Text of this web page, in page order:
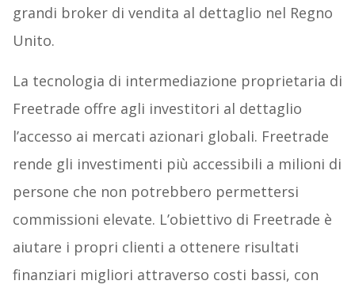
grandi broker di vendita al dettaglio nel Regno
Unito.
La tecnologia di intermediazione proprietaria di
Freetrade offre agli investitori al dettaglio
l’accesso ai mercati azionari globali. Freetrade
rende gli investimenti più accessibili a milioni di
persone che non potrebbero permettersi
commissioni elevate. L’obiettivo di Freetrade è
aiutare i propri clienti a ottenere risultati
finanziari migliori attraverso costi bassi, con